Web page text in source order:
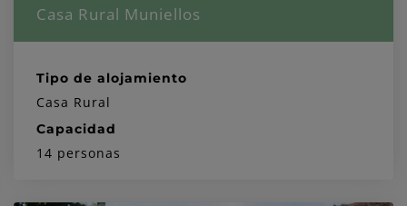
Casa Rural Muniellos
Tipo de alojamiento
Casa Rural
Capacidad
14 personas